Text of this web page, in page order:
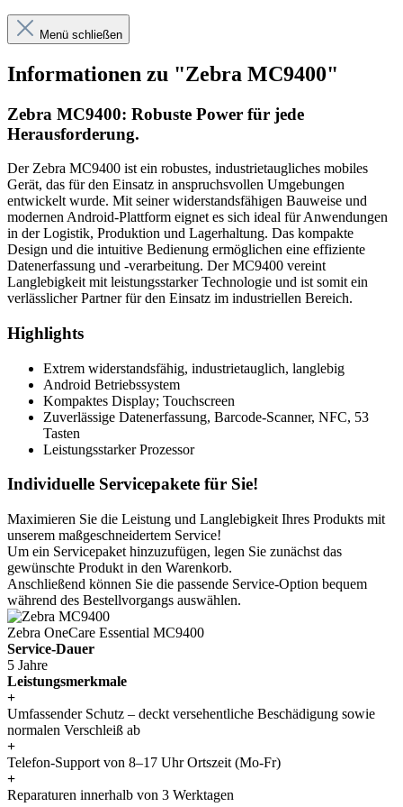
Menü schließen
Informationen zu "Zebra MC9400"
Zebra MC9400: Robuste Power für jede
Herausforderung.
Der Zebra MC9400 ist ein robustes, industrietaugliches mobiles
Gerät, das für den Einsatz in anspruchsvollen Umgebungen
entwickelt wurde. Mit seiner widerstandsfähigen Bauweise und
modernen Android-Plattform eignet es sich ideal für Anwendungen
in der Logistik, Produktion und Lagerhaltung. Das kompakte
Design und die intuitive Bedienung ermöglichen eine effiziente
Datenerfassung und -verarbeitung. Der MC9400 vereint
Langlebigkeit mit leistungsstarker Technologie und ist somit ein
verlässlicher Partner für den Einsatz im industriellen Bereich.
Highlights
Extrem widerstandsfähig, industrietauglich, langlebig
Android Betriebssystem
Kompaktes Display; Touchscreen
Zuverlässige Datenerfassung, Barcode-Scanner, NFC, 53
Tasten
Leistungsstarker Prozessor
Individuelle Servicepakete für Sie!
Maximieren Sie die Leistung und Langlebigkeit Ihres Produkts mit
unserem maßgeschneidertem Service!
Um ein Servicepaket hinzuzufügen, legen Sie zunächst das
gewünschte Produkt in den Warenkorb.
Anschließend können Sie die passende Service-Option bequem
während des Bestellvorgangs auswählen.
Zebra OneCare Essential MC9400
Service-Dauer
5 Jahre
Leistungsmerkmale
+
Umfassender Schutz – deckt versehentliche Beschädigung sowie
normalen Verschleiß ab
+
Telefon-Support von 8–17 Uhr Ortszeit (Mo-Fr)
+
Reparaturen innerhalb von 3 Werktagen